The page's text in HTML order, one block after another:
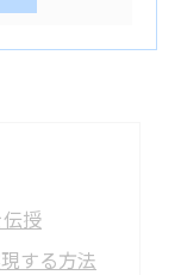
授
する方法